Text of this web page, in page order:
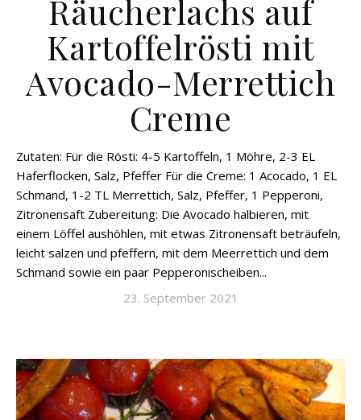
Räucherlachs auf
Kartoffelrösti mit
Avocado-Merrettich
Creme
Zutaten: Für die Rösti: 4-5 Kartoffeln, 1 Möhre, 2-3 EL
Haferflocken, Salz, Pfeffer Für die Creme: 1 Acocado, 1 EL
Schmand, 1-2 TL Merrettich, Salz, Pfeffer, 1 Pepperoni,
Zitronensaft Zubereitung: Die Avocado halbieren, mit
einem Löffel aushöhlen, mit etwas Zitronensaft beträufeln,
leicht salzen und pfeffern, mit dem Meerrettich und dem
Schmand sowie ein paar Pepperonischeiben...
23. September 2021